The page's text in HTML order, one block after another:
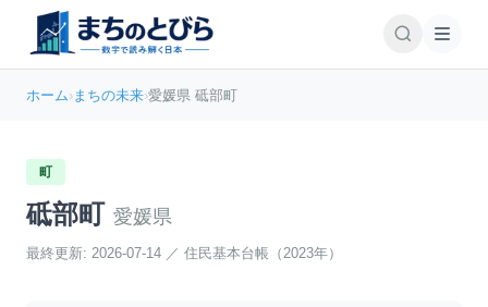
ホーム›まちの未来›愛媛県 砥部町
町
砥部町 愛媛県
最終更新: 2026-07-14 ／ 住民基本台帳（2023年）